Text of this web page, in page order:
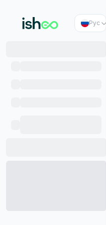
Рус